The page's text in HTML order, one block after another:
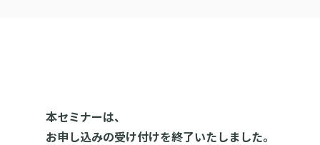
本セミナーは、
お申し込みの受け付けを終了いたしました。